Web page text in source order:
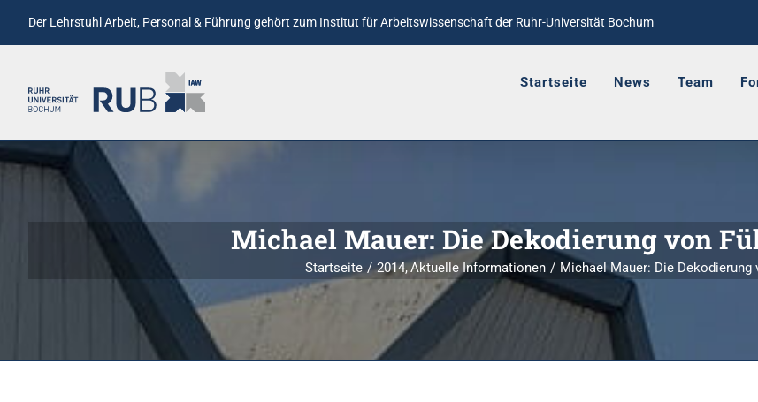
Der Lehrstuhl Arbeit, Personal & Führung gehört zum Institut für Arbeitswissenschaft der Ruhr-Universität Bochum
Startseite News Team
Michael Mauer: Die Dekodierung von
Startseite 2014 Aktuelle Informationen Michael Mauer: Die Dekodierung